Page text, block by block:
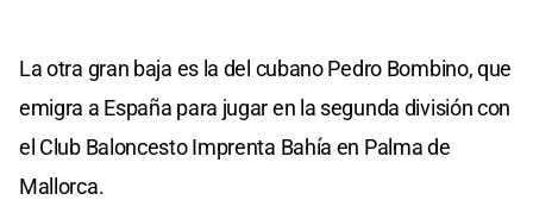
La otra gran baja es la del cubano Pedro Bombino, que
emigra a España para jugar en la segunda división con
el Club Baloncesto Imprenta Bahía en Palma de
Mallorca.